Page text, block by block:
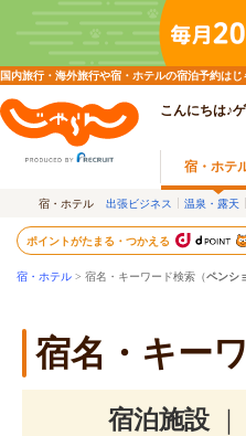
国内旅行・海外旅行や宿・ホテルの宿泊予約は
こんにちは♪
宿・ホテ
宿・ホテル 出張ビジネス 温泉・露天
ポイントがたまる・つかえる
宿・ホテル > 宿名・キーワード検索（ペンシ
宿名・キー
宿泊施設